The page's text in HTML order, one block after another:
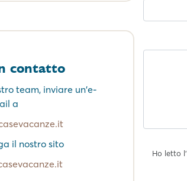
contatto
team, inviare un'e-
a
il nostro sito
Ho letto l'